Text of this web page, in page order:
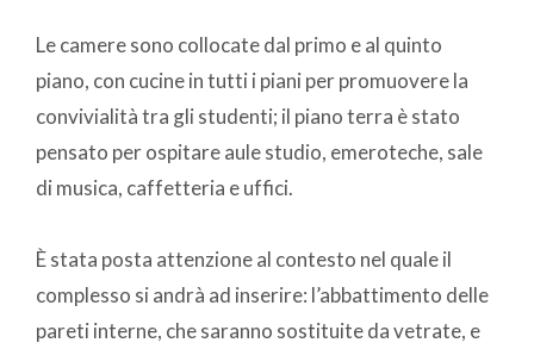
Le camere sono collocate dal primo e al quinto
piano, con cucine in tutti i piani per promuovere la
convivialità tra gli studenti; il piano terra è stato
pensato per ospitare aule studio, emeroteche, sale
di musica, caffetteria e uffici.
È stata posta attenzione al contesto nel quale il
complesso si andrà ad inserire: l’abbattimento delle
pareti interne, che saranno sostituite da vetrate, e